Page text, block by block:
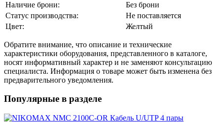
Наличие брони:
Без брони
Статус производства:
Не поставляется
Цвет:
Желтый
Обратите внимание, что описание и технические
характеристики оборудования, представленного в каталоге,
носят информативный характер и не заменяют консультацию
специалиста. Информация о товаре может быть изменена без
предварительного уведомления.
Популярные в разделе